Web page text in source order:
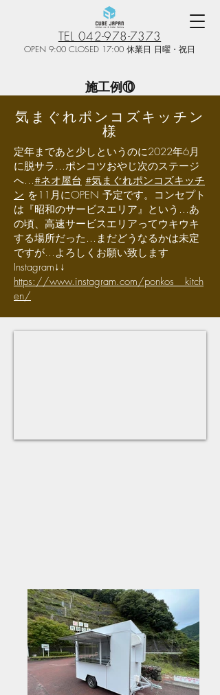
TEL 042-978-7373
OPEN 9:00 CLOSED 17:00 休業日 日曜・祝日
施工例⑩
気まぐれポンコズキッチン
様
定年まであと少しというのに2022年6月
に脱サラ…ポンコツおやじ次のステージ
へ…#ネオ屋台 #気まぐれポンコズキッチ
ン を11月にOPEN 予定です。コンセプト
は『昭和のサービスエリア』という…あ
の頃、高速サービスエリアってウキウキ
する場所だった…まだどうなるかは未定
ですが…よろしくお願い致します
Instagram↓↓
https://www.instagram.com/ponkos__kitch
en/